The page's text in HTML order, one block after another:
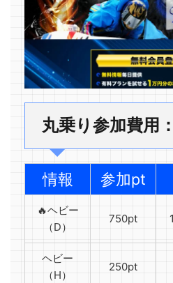
丸乗り参加費用：
情報 参加pt
🔥ヘビー
（D）
750pt
ヘビー
（H）
250pt